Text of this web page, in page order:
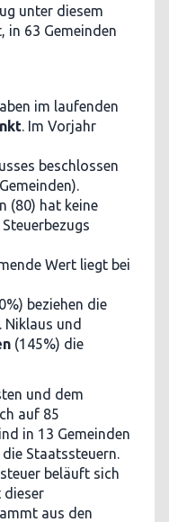
unter diesem
in 63 Gemeinden
im laufenden
. Im Vorjahr
beschlossen
(80) hat keine
Wert liegt bei
beziehen die
Niklaus und
(145%) die
und dem
auf 85
in 13 Gemeinden
Staatssteuern.
beläuft sich
dieser
aus den